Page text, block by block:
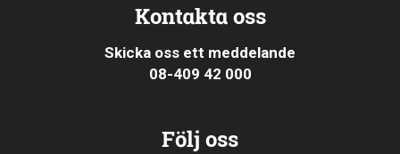
Kontakta oss
Skicka oss ett meddelande
08-409 42 000
Följ oss